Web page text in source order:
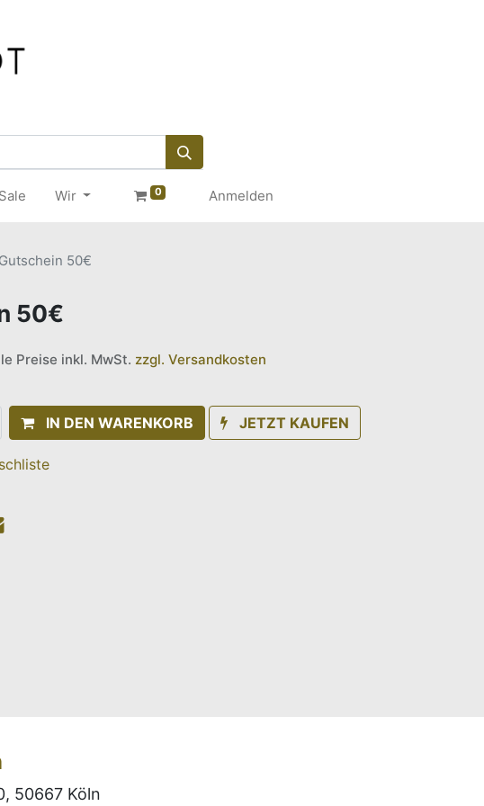
Sale Wir 0 Anmelden
Gutschein 50€
50€
Preise inkl. MwSt. zzgl. Versandkosten
IN DEN WARENKORB JETZT KAUFEN
50667 Köln